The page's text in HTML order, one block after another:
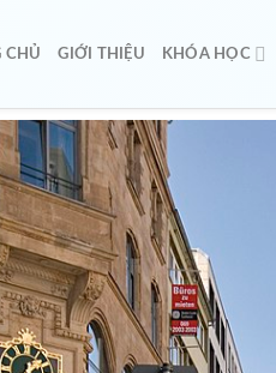
🌸
CHỦ GIỚI THIỆU KHÓA HỌC